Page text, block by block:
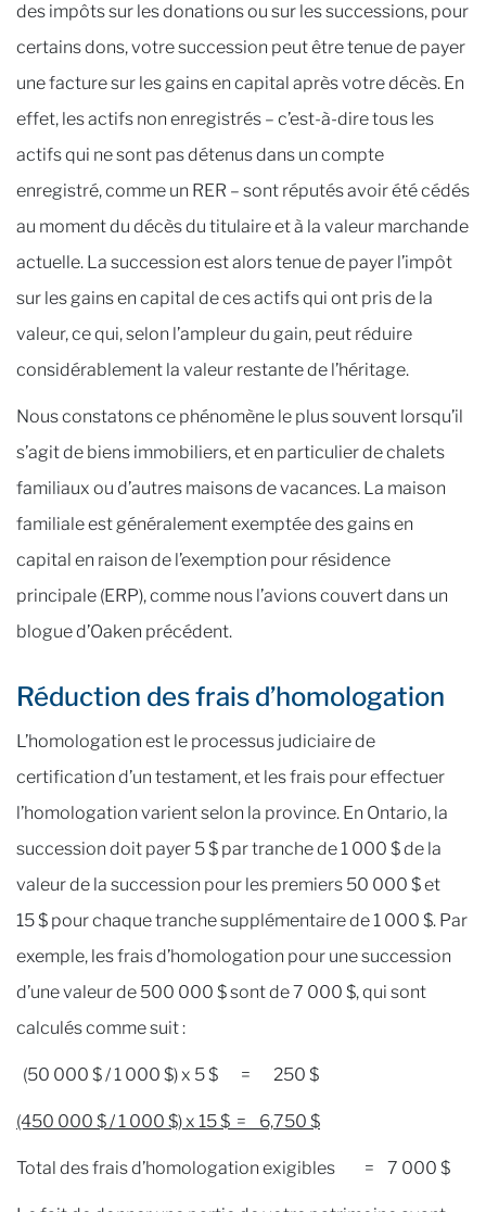
des impôts sur les donations ou sur les successions, pour
certains dons, votre succession peut être tenue de payer
une facture sur les gains en capital après votre décès. En
effet, les actifs non enregistrés – c’est-à-dire tous les
actifs qui ne sont pas détenus dans un compte
enregistré, comme un RER – sont réputés avoir été cédés
au moment du décès du titulaire et à la valeur marchande
actuelle. La succession est alors tenue de payer l’impôt
sur les gains en capital de ces actifs qui ont pris de la
valeur, ce qui, selon l’ampleur du gain, peut réduire
considérablement la valeur restante de l’héritage.
Nous constatons ce phénomène le plus souvent lorsqu’il
s’agit de biens immobiliers, et en particulier de chalets
familiaux ou d’autres maisons de vacances. La maison
familiale est généralement exemptée des gains en
capital en raison de l’exemption pour résidence
principale (ERP), comme nous l’avions couvert dans un
blogue d’Oaken précédent.
Réduction des frais d’homologation
L’homologation est le processus judiciaire de
certification d’un testament, et les frais pour effectuer
l’homologation varient selon la province. En Ontario, la
succession doit payer 5 $ par tranche de 1 000 $ de la
valeur de la succession pour les premiers 50 000 $ et
15 $ pour chaque tranche supplémentaire de 1 000 $. Par
exemple, les frais d’homologation pour une succession
d’une valeur de 500 000 $ sont de 7 000 $, qui sont
calculés comme suit :
(50 000 $ / 1 000 $) x 5 $ = 250 $
(450 000 $ / 1 000 $) x 15 $ = 6,750 $
Total des frais d’homologation exigibles = 7 000 $